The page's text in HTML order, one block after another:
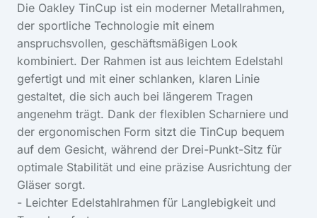
Die Oakley TinCup ist ein moderner Metallrahmen,
der sportliche Technologie mit einem
anspruchsvollen, geschäftsmäßigen Look
kombiniert. Der Rahmen ist aus leichtem Edelstahl
gefertigt und mit einer schlanken, klaren Linie
gestaltet, die sich auch bei längerem Tragen
angenehm trägt. Dank der flexiblen Scharniere und
der ergonomischen Form sitzt die TinCup bequem
auf dem Gesicht, während der Drei-Punkt-Sitz für
optimale Stabilität und eine präzise Ausrichtung der
Gläser sorgt.
- Leichter Edelstahlrahmen für Langlebigkeit und